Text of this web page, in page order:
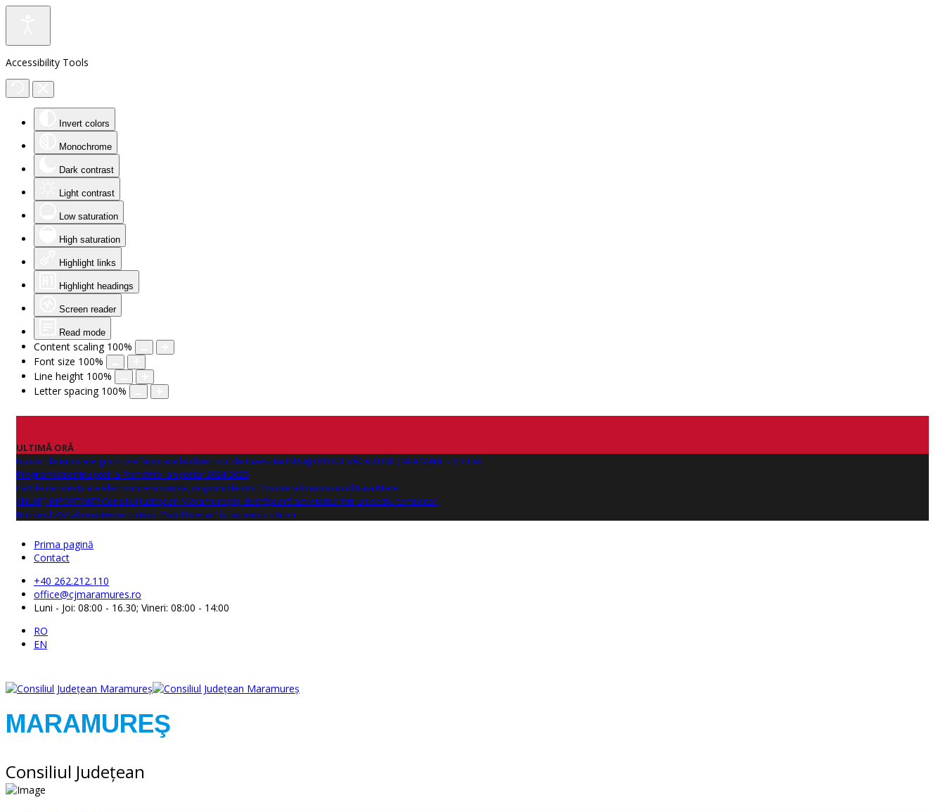
Accessibility Tools
Invert colors
Monochrome
Dark contrast
Light contrast
Low saturation
High saturation
Highlight links
Highlight headings
Screen reader
Read mode
Content scaling 100%
Font size 100%
Line height 100%
Letter spacing 100%
ULTIMĂ ORĂ
Lucrări de montare grinzi prefabricate la obiectivul de investitie PASAJ CLUBUL VĂCARILOR (BAIA MARE - RECEA)
Programul pentru școli al României an școlar 2024-2025
Cărțile de identitate electronice și simple, disponibile din 10 iunie și în municipiul Baia Mare
ANUNŢ IMPORTANT! Consiliul Județean Maramureș își desfășoară activitatea într-un sediu temporar.
Numărul 262 al revistei de cultură "Nord Literar" își așteaptă cititorii
Prima pagină
Contact
+40 262.212.110
office@cjmaramures.ro
Luni - Joi: 08:00 - 16.30; Vineri: 08:00 - 14:00
RO
EN
MARAMUREŞ
Consiliul Judeţean